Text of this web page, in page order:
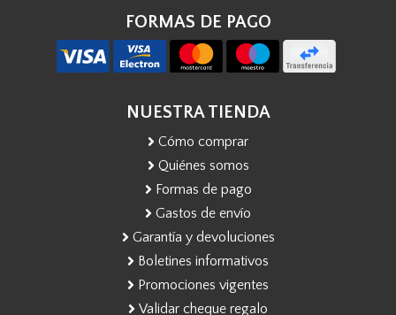
FORMAS DE PAGO
NUESTRA TIENDA
Cómo comprar
Quiénes somos
Formas de pago
Gastos de envío
Garantía y devoluciones
Boletines informativos
Promociones vigentes
Validar cheque regalo